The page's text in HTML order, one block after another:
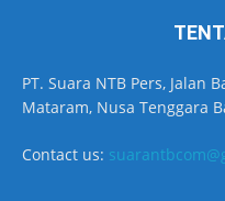
PT. Suara NTB Pers, Jalan
Mataram, Nusa Tenggara
Contact us: